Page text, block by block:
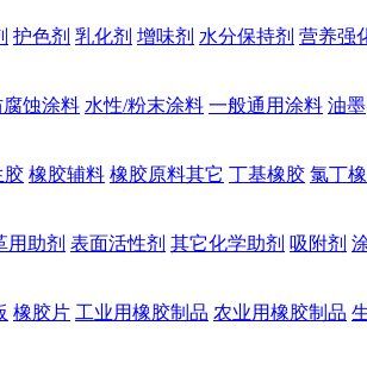
护色剂 乳化剂 增味剂 水分保持剂 营养强
腐蚀涂料 水性/粉末涂料 一般通用涂料 油墨
胶 橡胶辅料 橡胶原料其它 丁基橡胶 氯丁
用助剂 表面活性剂 其它化学助剂 吸附剂
橡胶片 工业用橡胶制品 农业用橡胶制品